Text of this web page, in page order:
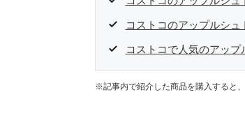
コストコのアップルシ
コストコで人気のアップ
※記事内で紹介した商品を購入すると